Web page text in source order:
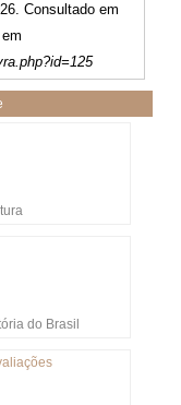
Consultado em
do Brasil